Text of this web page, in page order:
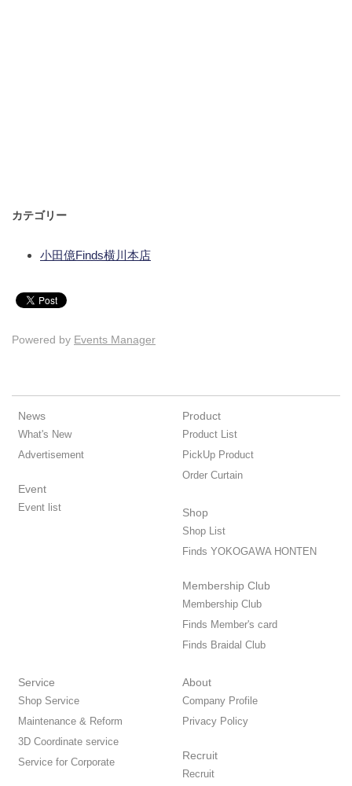
カテゴリー
小田億Finds横川本店
Powered by Events Manager
News
What's New
Advertisement
Event
Event list
Product
Product List
PickUp Product
Order Curtain
Shop
Shop List
Finds YOKOGAWA HONTEN
Membership Club
Membership Club
Finds Member's card
Finds Braidal Club
Service
Shop Service
Maintenance & Reform
3D Coordinate service
Service for Corporate
About
Company Profile
Privacy Policy
Recruit
Recruit